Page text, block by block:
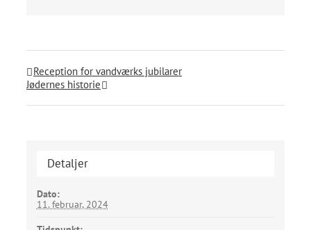
Reception for vandværks jubilarer
Jødernes historie
Detaljer
Dato:
11. februar, 2024